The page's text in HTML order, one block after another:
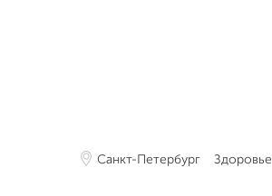
Санкт-Петербург Здоровье